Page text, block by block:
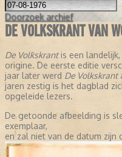
Doorzoek archief
DE VOLKSKRANT VAN
De Volkskrantis een
origine. De eerste editie
jaar later werd De Volkskrant
jaren zestig is het dagblad
opgeleide lezers.
De getoonde afbeelding is
exemplaar,
en zal niet van de datum zijn